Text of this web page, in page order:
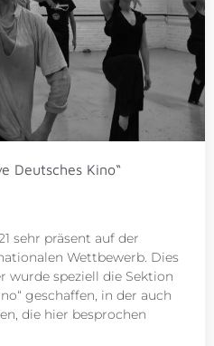
Deutsches Kino“
sehr präsent auf der
Wettbewerb. Dies
wurde speziell die Sektion
geschaffen, in der auch
die hier besprochen